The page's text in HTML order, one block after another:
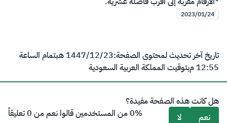
2023/01/24
تاريخ آخر تحديث لمحتوى الصفحة:23‏/12‏/1447 هـ
بتمام الساعة
12:55 م
بتوقيت المملكة العربية السعودية
هل كانت هذه الصفحة مفيدة؟
نعم
لا 0% من المستخدمين قالوا نعم من 0 تعليقاً